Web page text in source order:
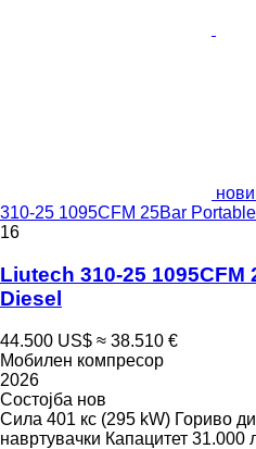
310-25 1095CFM 25Bar
16
Liutech 310-25
Diesel
44.500 US$ ≈ 38.510 €
Мобилен компресор
2026
Состојба нов
Сила 401 кс (295 kW) Гориво
навртувачки Капацитет 31.000